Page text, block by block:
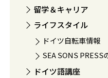
留学＆キャリア
ライフスタイル
ドイツ自転車情報
SEA SONS
ドイツ語講座